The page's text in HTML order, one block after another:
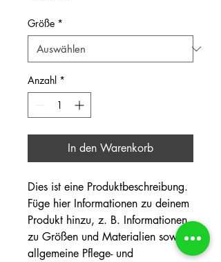
Größe *
Anzahl *
In den Warenkorb
Dies ist eine Produktbeschreibung.
Füge hier Informationen zu deinem
Produkt hinzu, z. B. Informationen
zu Größen und Materialien sowie
allgemeine Pflege- und